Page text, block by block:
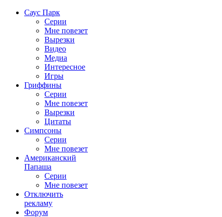
Саус Парк
Серии
Мне повезет
Вырезки
Видео
Медиа
Интересное
Игры
Гриффины
Серии
Мне повезет
Вырезки
Цитаты
Симпсоны
Серии
Мне повезет
Американский
Папаша
Серии
Мне повезет
Отключить
рекламу
Форум